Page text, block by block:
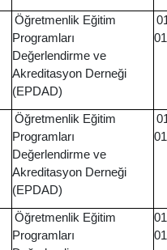
Öğretmenlik Eğitim
Programları
Değerlendirme ve
Akreditasyon Derneği
(EPDAD)
Öğretmenlik Eğitim
Programları
Değerlendirme ve
Akreditasyon Derneği
(EPDAD)
Öğretmenlik Eğitim
Programları